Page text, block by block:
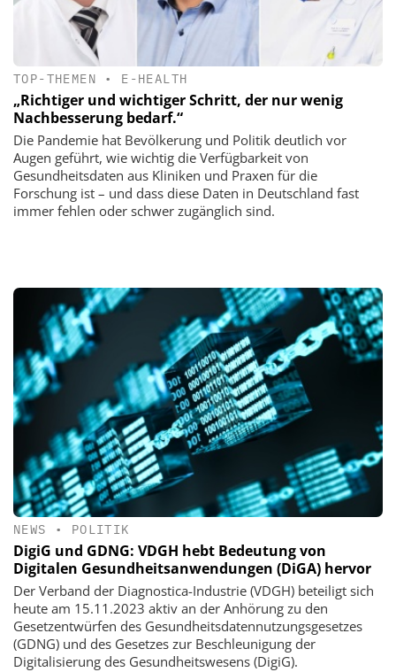
TOP-THEMEN • E-HEALTH
„Richtiger und wichtiger Schritt, der nur wenig
Nachbesserung bedarf.“
Die Pandemie hat Bevölkerung und Politik deutlich vor
Augen geführt, wie wichtig die Verfügbarkeit von
Gesundheitsdaten aus Kliniken und Praxen für die
Forschung ist – und dass diese Daten in Deutschland fast
immer fehlen oder schwer zugänglich sind.
NEWS • POLITIK
DigiG und GDNG: VDGH hebt Bedeutung von
Digitalen Gesundheitsanwendungen (DiGA) hervor
Der Verband der Diagnostica-Industrie (VDGH) beteiligt sich
heute am 15.11.2023 aktiv an der Anhörung zu den
Gesetzentwürfen des Gesundheitsdatennutzungsgesetzes
(GDNG) und des Gesetzes zur Beschleunigung der
Digitalisierung des Gesundheitswesens (DigiG).